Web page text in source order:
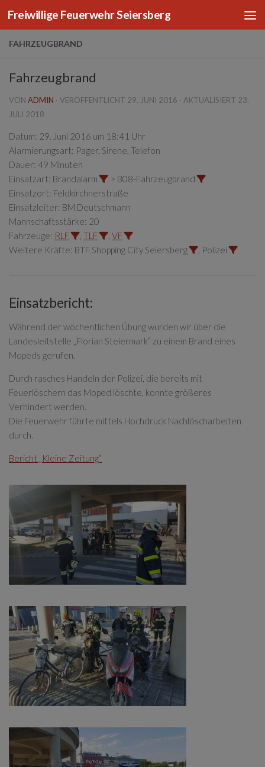
Zum Inhalt springen
Freiwillige Feuerwehr Seiersberg
FAHRZEUGBRAND
Fahrzeugbrand
VON ADMIN · VERÖFFENTLICHT 29. JUNI 2016 · AKTUALISIERT 23.
JULI 2018
Datum: 29. Juni 2016 um 18:41 Uhr
Alarmierungsart: Pager, Sirene, Telefon
Dauer: 49 Minuten
Einsatzart: Brandalarm
> B08-Fahrzeugbrand
Einsatzort: Feldkirchnerstraße
Einsatzleiter: BM Deutschmann
Mannschaftsstärke: 20
Fahrzeuge: RLF TLF
VF
Weitere Kräfte: BTF Shopping City Seiersberg , Polizei
Einsatzbericht:
Während der wöchentlichen Übung wurden wir über die
Landesleitstelle „Florian Steiermark“ zu einem Brand eines
Mopeds gerufen.
Durch rasches Handeln der Polizei, die bereits mit
Feuerlöschern das Moped löschte, konnte größeres
Verhindert werden.
Die Feuerwehr führte mittels Hochdruck Nachlöscharbeiten
durch.
Bericht „Kleine Zeitung“